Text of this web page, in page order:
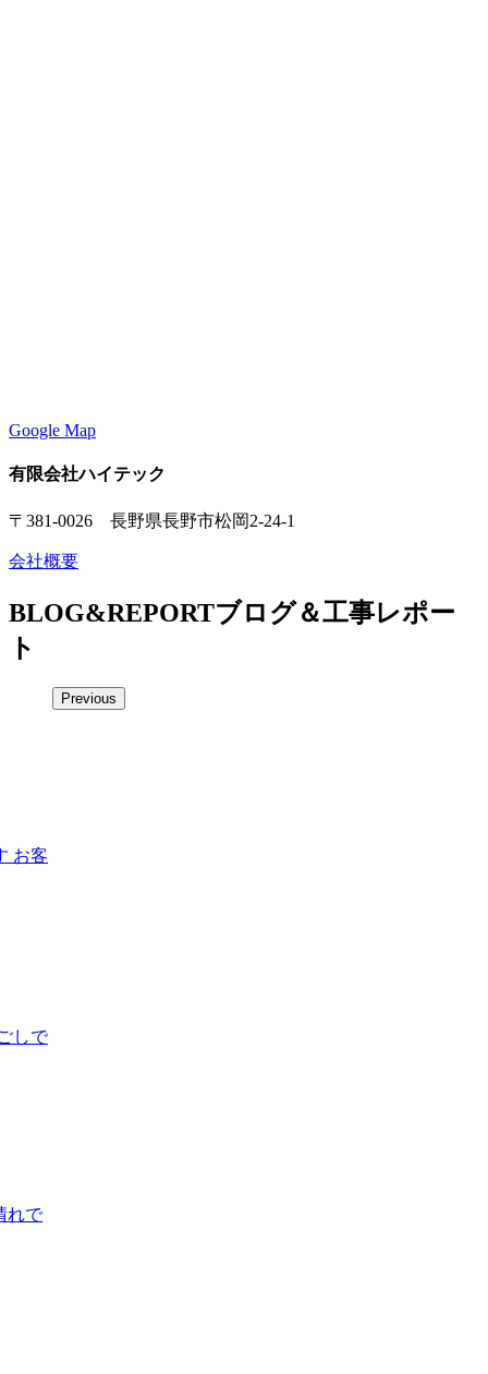
Google Map
有限会社ハイテック
〒381-0026 長野県長野市松岡2-24-1
会社概要
BLOG&REPORTブログ＆工事レポー
ト
Previous
お客
しで
れで